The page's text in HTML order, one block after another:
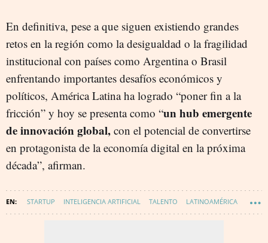
En definitiva, pese a que siguen existiendo grandes
retos en la región como la desigualdad o la fragilidad
institucional con países como Argentina o Brasil
enfrentando importantes desafíos económicos y
políticos, América Latina ha logrado “poner fin a la
fricción” y hoy se presenta como “un hub emergente
de innovación global, con el potencial de convertirse
en protagonista de la economía digital en la próxima
década”, afirman.
STARTUP INTELIGENCIA ARTIFICIAL TALENTO LATINOAMÉRICA